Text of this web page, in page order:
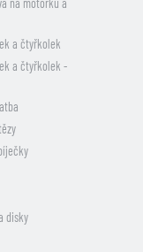
a čtyřkolek
a čtyřkolek -
disky